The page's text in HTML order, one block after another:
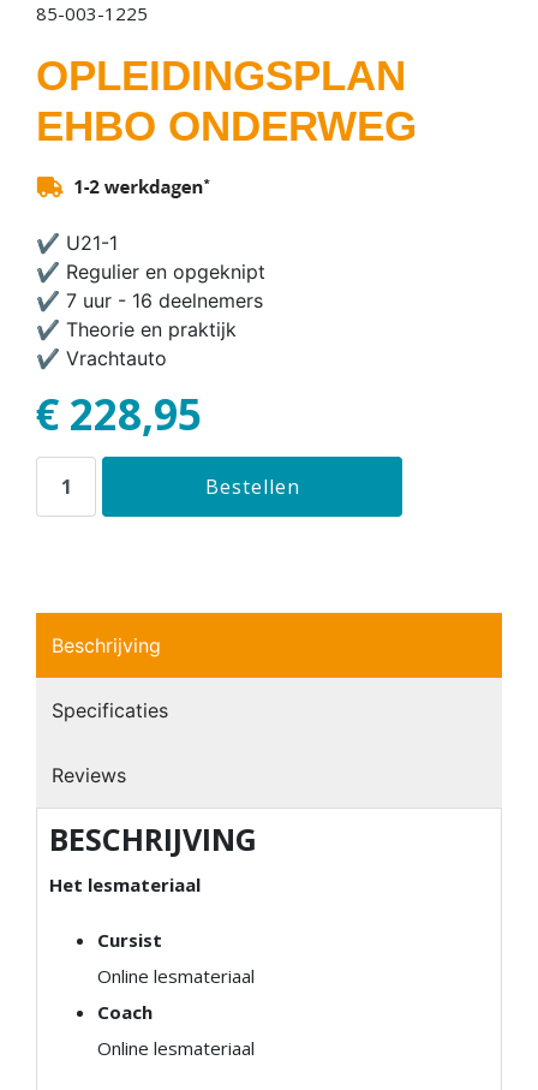
85-003-1225
OPLEIDINGSPLAN
EHBO ONDERWEG
✔ U21-1
✔ Regulier en opgeknipt
✔ 7 uur - 16 deelnemers
✔ Theorie en praktijk
✔ Vrachtauto
€ 228,95
Beschrijving
Specificaties
Reviews
BESCHRIJVING
Het lesmateriaal
Cursist
Online lesmateriaal
Coach
Online lesmateriaal